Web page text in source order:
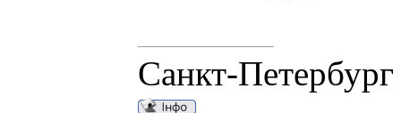
Санкт-Петербург